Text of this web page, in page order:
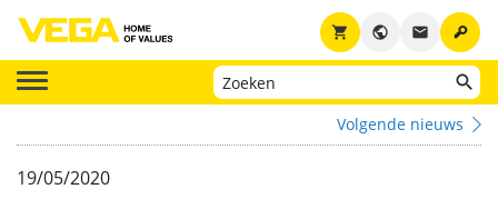
key
email
public
shopping_cart
Volgende nieuws
19/05/2020